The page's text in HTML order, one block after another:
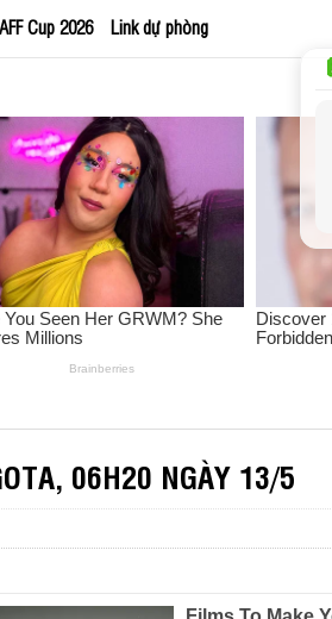
AFF Cup 2026 Link dự phòng
06H20 NGÀY 13/5